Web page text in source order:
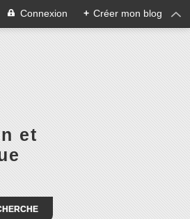
Connexion + Créer mon blog
et